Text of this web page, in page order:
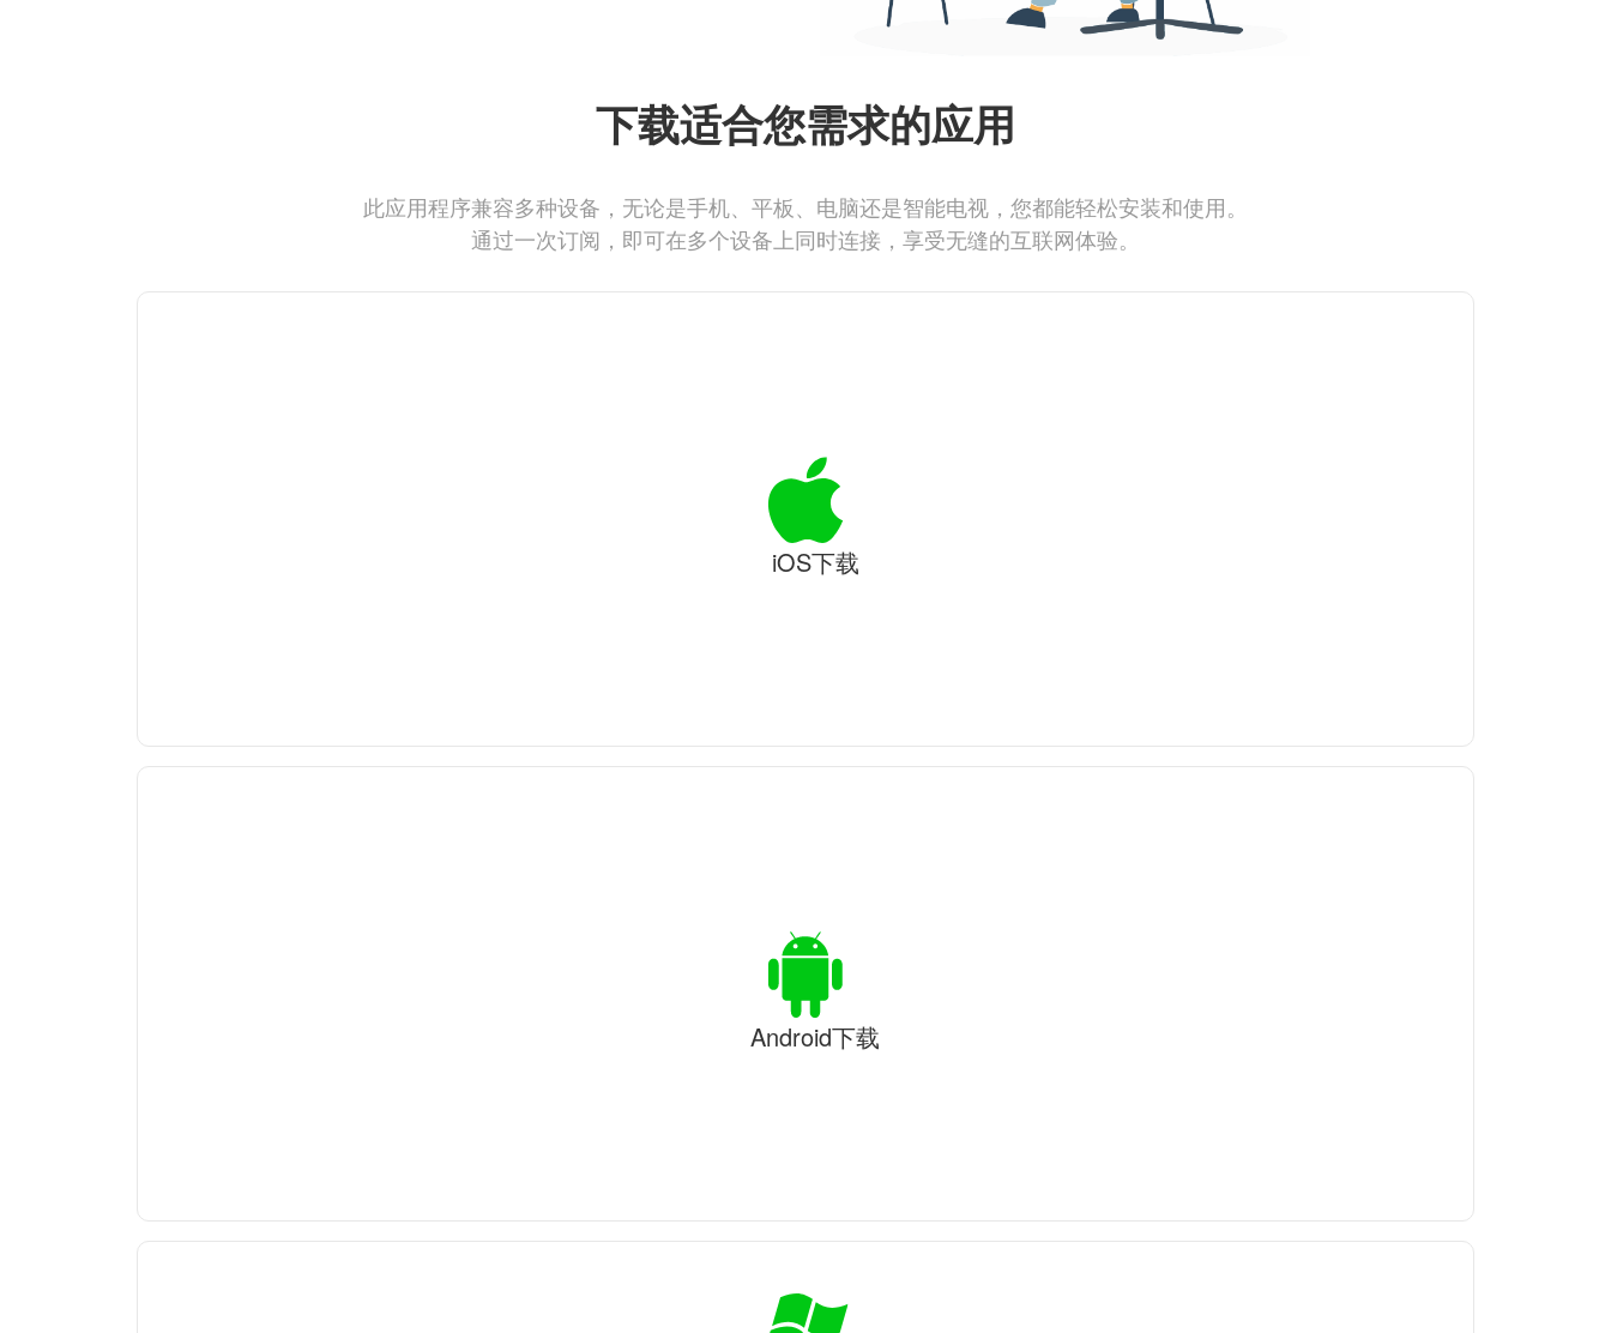
下载适合您需求的应用
此应用程序兼容多种设备，无论是手机、平板、电脑还是智能电视，您都能轻松安装和使用。
通过一次订阅，即可在多个设备上同时连接，享受无缝的互联网体验。
iOS下载
Android下载